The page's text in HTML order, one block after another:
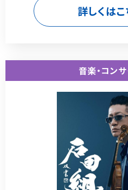
詳しくはこ
音楽・コン